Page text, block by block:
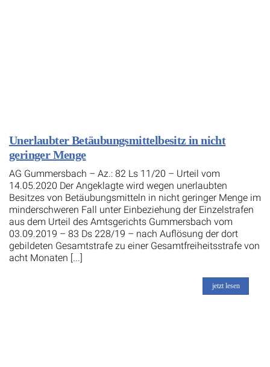
Unerlaubter Betäubungsmittelbesitz in nicht
geringer Menge
AG Gummersbach – Az.: 82 Ls 11/20 – Urteil vom
14.05.2020 Der Angeklagte wird wegen unerlaubten
Besitzes von Betäubungsmitteln in nicht geringer Menge im
minderschweren Fall unter Einbeziehung der Einzelstrafen
aus dem Urteil des Amtsgerichts Gummersbach vom
03.09.2019 – 83 Ds 228/19 – nach Auflösung der dort
gebildeten Gesamtstrafe zu einer Gesamtfreiheitsstrafe von
acht Monaten [...]
jetzt lesen